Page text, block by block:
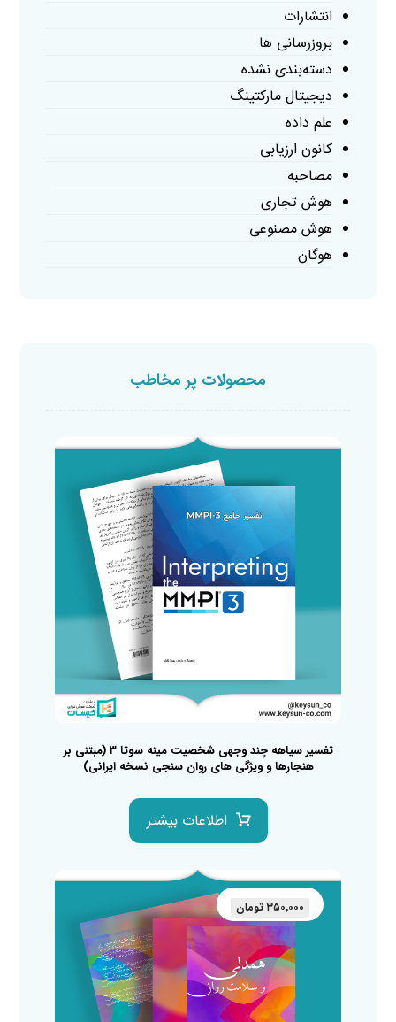
انتشارات
بروزرسانی ها
دسته‌بندی نشده
دیجیتال مارکتینگ
علم داده
کانون ارزیابی
مصاحبه
هوش تجاری
هوش مصنوعی
هوگان
محصولات پر مخاطب
تفسیر سیاهه چند وجهی شخصیت مینه سوتا ۳ (مبتنی بر
هنجارها و ویژگی های روان سنجی نسخه ایرانی)
اطلاعات بیشتر
۳۵۰,۰۰۰ تومان